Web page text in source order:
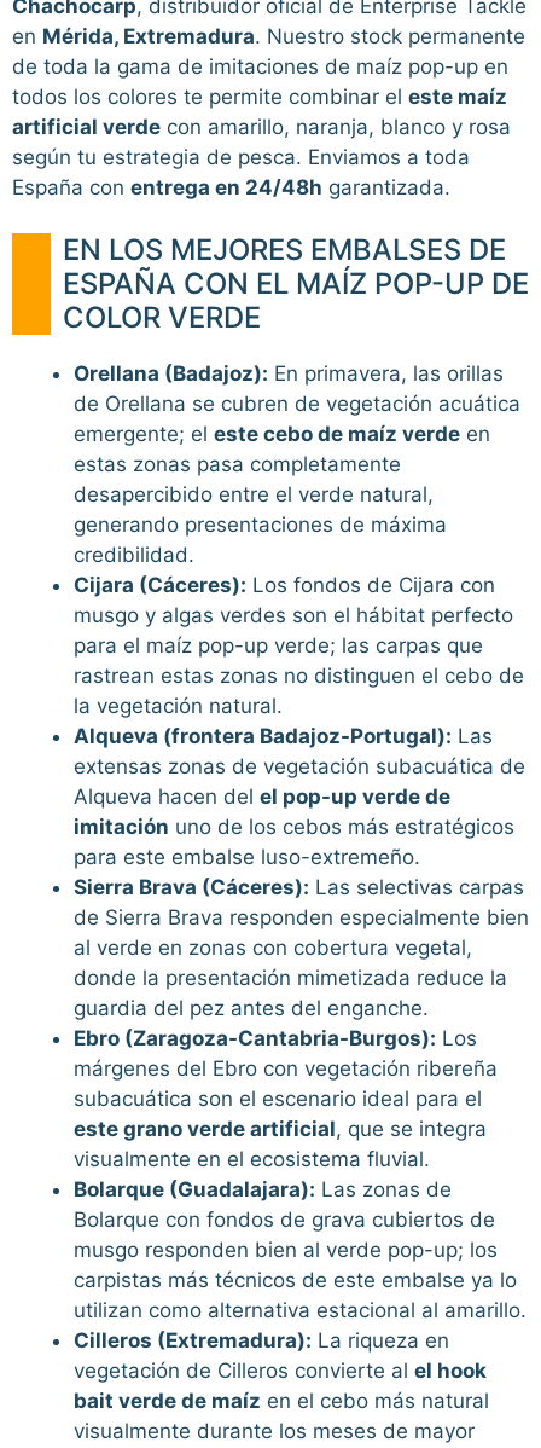
Chachocarp, distribuidor oficial de Enterprise Tackle
en Mérida, Extremadura. Nuestro stock permanente
de toda la gama de imitaciones de maíz pop-up en
todos los colores te permite combinar el este maíz
artificial verde con amarillo, naranja, blanco y rosa
según tu estrategia de pesca. Enviamos a toda
España con entrega en 24/48h garantizada.
EN LOS MEJORES EMBALSES DE
ESPAÑA CON EL MAÍZ POP-UP DE
COLOR VERDE
Orellana (Badajoz): En primavera, las orillas
de Orellana se cubren de vegetación acuática
emergente; el este cebo de maíz verde en
estas zonas pasa completamente
desapercibido entre el verde natural,
generando presentaciones de máxima
credibilidad.
Cijara (Cáceres): Los fondos de Cijara con
musgo y algas verdes son el hábitat perfecto
para el maíz pop-up verde; las carpas que
rastrean estas zonas no distinguen el cebo de
la vegetación natural.
Alqueva (frontera Badajoz-Portugal): Las
extensas zonas de vegetación subacuática de
Alqueva hacen del el pop-up verde de
imitación uno de los cebos más estratégicos
para este embalse luso-extremeño.
Sierra Brava (Cáceres): Las selectivas carpas
de Sierra Brava responden especialmente bien
al verde en zonas con cobertura vegetal,
donde la presentación mimetizada reduce la
guardia del pez antes del enganche.
Ebro (Zaragoza-Cantabria-Burgos): Los
márgenes del Ebro con vegetación ribereña
subacuática son el escenario ideal para el
este grano verde artificial, que se integra
visualmente en el ecosistema fluvial.
Bolarque (Guadalajara): Las zonas de
Bolarque con fondos de grava cubiertos de
musgo responden bien al verde pop-up; los
carpistas más técnicos de este embalse ya lo
utilizan como alternativa estacional al amarillo.
Cilleros (Extremadura): La riqueza en
vegetación de Cilleros convierte al el hook
bait verde de maíz en el cebo más natural
visualmente durante los meses de mayor